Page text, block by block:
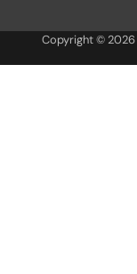
Copyright © 2026